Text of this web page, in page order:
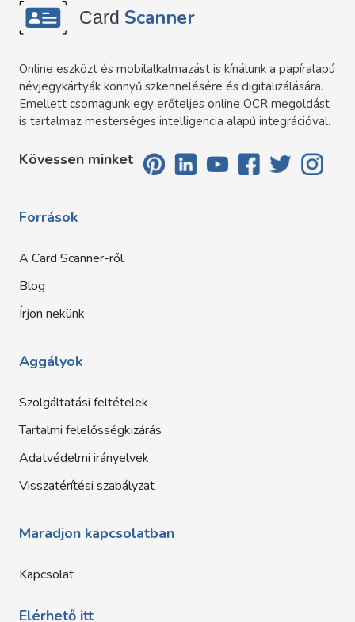
Card Scanner
Online eszközt és mobilalkalmazást is kínálunk a papíralapú
névjegykártyák könnyű szkennelésére és digitalizálására.
Emellett csomagunk egy erőteljes online OCR megoldást
is tartalmaz mesterséges intelligencia alapú integrációval.
Kövessen minket
Források
A Card Scanner-ről
Blog
Írjon nekünk
Aggályok
Szolgáltatási feltételek
Tartalmi felelősségkizárás
Adatvédelmi irányelvek
Visszatérítési szabályzat
Maradjon kapcsolatban
Kapcsolat
Elérhető itt